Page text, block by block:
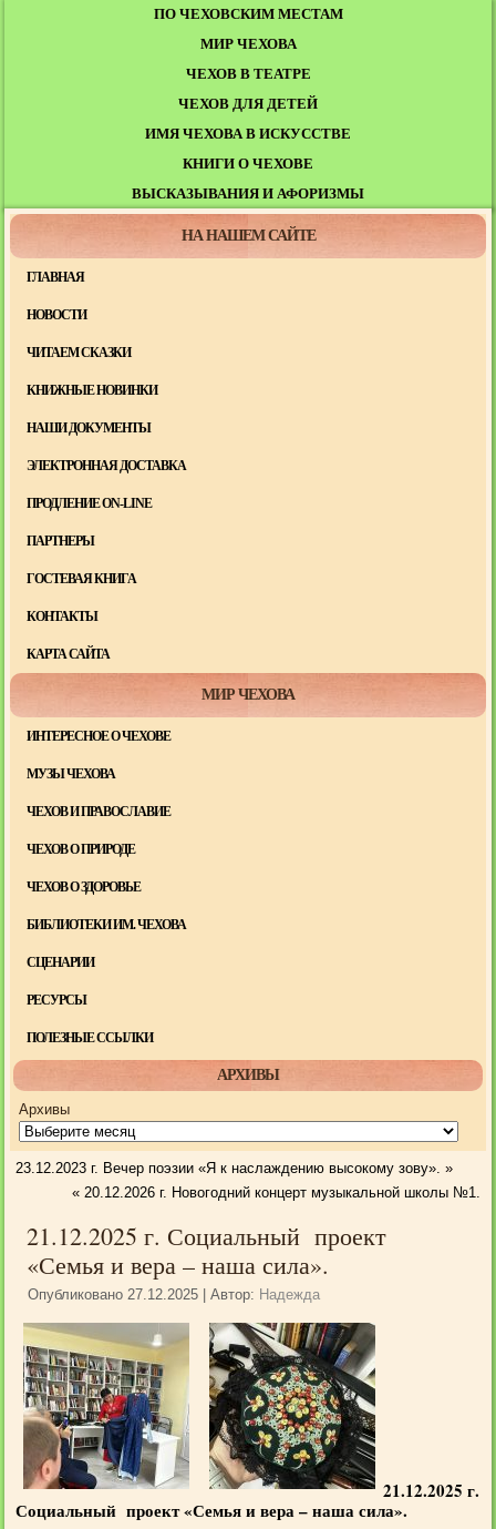
ПО ЧЕХОВСКИМ МЕСТАМ
МИР ЧЕХОВА
ЧЕХОВ В ТЕАТРЕ
ЧЕХОВ ДЛЯ ДЕТЕЙ
ИМЯ ЧЕХОВА В ИСКУССТВЕ
КНИГИ О ЧЕХОВЕ
ВЫСКАЗЫВАНИЯ И АФОРИЗМЫ
НА НАШЕМ САЙТЕ
ГЛАВНАЯ
НОВОСТИ
ЧИТАЕМ СКАЗКИ
КНИЖНЫЕ НОВИНКИ
НАШИ ДОКУМЕНТЫ
ЭЛЕКТРОННАЯ ДОСТАВКА
ПРОДЛЕНИЕ ON-LINE
ПАРТНЕРЫ
ГОСТЕВАЯ КНИГА
КОНТАКТЫ
КАРТА САЙТА
МИР ЧЕХОВА
ИНТЕРЕСНОЕ О ЧЕХОВЕ
МУЗЫ ЧЕХОВА
ЧЕХОВ И ПРАВОСЛАВИЕ
ЧЕХОВ О ПРИРОДЕ
ЧЕХОВ О ЗДОРОВЬЕ
БИБЛИОТЕКИ ИМ. ЧЕХОВА
СЦЕНАРИИ
РЕСУРСЫ
ПОЛЕЗНЫЕ ССЫЛКИ
АРХИВЫ
Архивы
23.12.2023 г. Вечер поэзии «Я к наслаждению высокому зову». »
« 20.12.2026 г. Новогодний концерт музыкальной школы №1.
21.12.2025 г. Социальный проект
«Семья и вера – наша сила».
Опубликовано 27.12.2025 |Автор: Надежда
21.12.2025 г.
Социальный проект «Семья и вера – наша сила».